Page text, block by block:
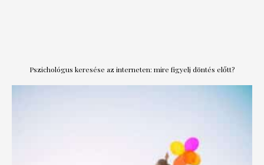
Pszichológus keresése az interneten: mire figyelj döntés előtt?